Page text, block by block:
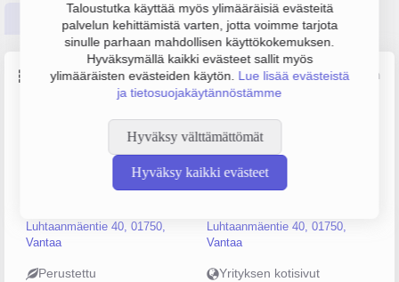
Taloustutka käyttää myös ylimääräisiä evästeitä
palvelun kehittämistä varten, jotta voimme tarjota
sinulle parhaan mahdollisen käyttökokemuksen.
Hyväksymällä kaikki evästeet sallit myös
ylimääräisten evästeiden käytön. Lue lisää evästeistä
ja tietosuojakäytännöstämme
Hyväksy välttämättömät
Hyväksy kaikki evästeet
Perustiedot Tilinpäätösluvut Päättäjätiedot
Perustiedot Lähde: YTJ, PRH, Traficom
0–4
Vantaa
Luhtaanmäentie 40, 01750,
Vantaa
Luhtaanmäentie 40, 01750,
Vantaa
Perustettu Yrityksen kotisivut